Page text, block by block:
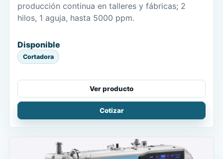
producción continua en talleres y fábricas; 2
hilos, 1 aguja, hasta 5000 ppm.
Disponible
Cortadora
Ver producto
Cotizar